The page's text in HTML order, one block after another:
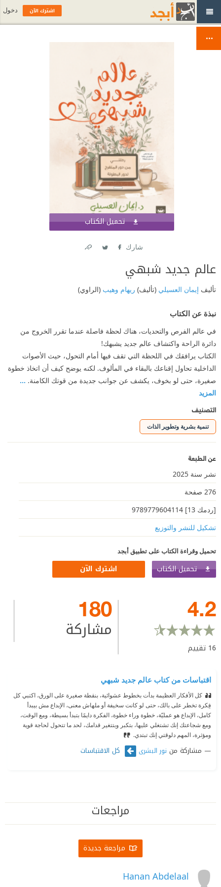
تحميل الكتاب
شارك
عالم جديد شبهي
تأليف إيمان العسيلي (تأليف) ريهام وهيب (الراوي)
نبذة عن الكتاب
في عالم الفرص والتحديات، هناك لحظة فاصلة عندما تقرر الخروج من
دائرة الراحة واكتشاف عالم جديد يشبهك!
الكتاب يرافقك في اللحظة التي تقف فيها أمام التحول، حيث الأصوات
الداخلية تحاول إقناعك بالبقاء في المألوف. لكنه يوضح كيف أن اتخاذ خطوة
صغيرة، حتى لو بخوف، يكشف عن جوانب جديدة من قوتك الكامنة. ...
المزيد
التصنيف
تنمية بشرية وتطوير الذات
عن الطبعة
نشر سنة 2025
276 صفحة
[ردمك 13] 9789779604114
تشكيل للنشر والتوزيع
تحميل وقراءة الكتاب على تطبيق أبجد
تحميل الكتاب اشترك الآن
4.2
16 تقييم
180
مشاركة
اقتباسات من كتاب عالم جديد شبهي
كل الأفكار العظيمة بدأت بخطوط عشوائية، بنقطة صغيرة على الورق، اكتبي كل
فِكرة تخطر على بالك، حتى لو كانت سخيفة أو ملهاش معنى، الإبداع مش بيبدأ
كامل، الإبداع هو عمليّة، خطوة وراء خطوة، الفكرة دايمًا بتبدأ بسيطة، ومع الوقت،
ومع شجاعتك إنك تشتغلي عليها، بتكبر وبتتغير قدامك، لحد ما تتحول لحاجة قوية
ومؤثرة، المهم دلوقتي إنك تبتدي.
مشاركة من كل الاقتباسات
مراجعات
مراجعة جديدة
Hanan Abdelaal
اشترك الآن دخول